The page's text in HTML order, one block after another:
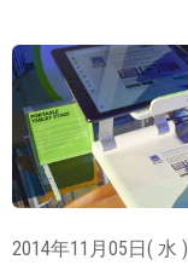
2014年11月05日( 水 )